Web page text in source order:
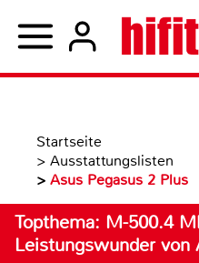
Startseite
> Ausstattungslisten
> Asus Pegasus 2 Plus
Topthema: M-500.4
Leistungswunder von